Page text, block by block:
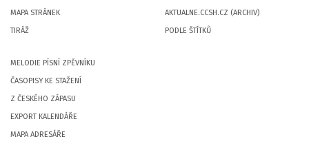
MAPA STRÁNEK
TIRÁŽ
AKTUALNE.CCSH.CZ (ARCHIV)
PODLE ŠTÍTKŮ
MELODIE PÍSNÍ ZPĚVNÍKU
ČASOPISY KE STAŽENÍ
Z ČESKÉHO ZÁPASU
EXPORT KALENDÁŘE
MAPA ADRESÁŘE